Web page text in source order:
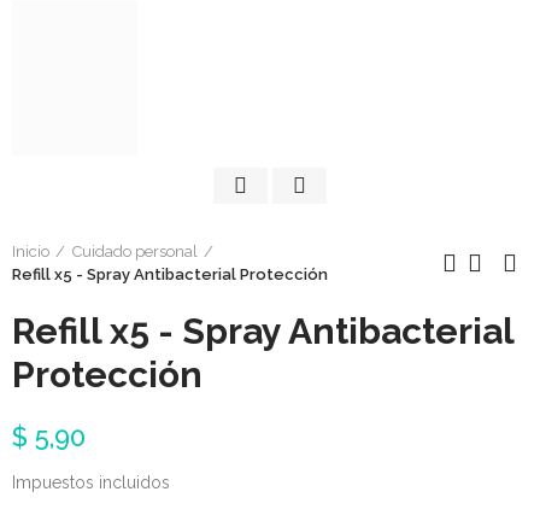
Inicio
Cuidado personal
Refill x5 - Spray Antibacterial Protección
Refill x5 - Spray Antibacterial
Protección
$ 5,90
Impuestos incluidos